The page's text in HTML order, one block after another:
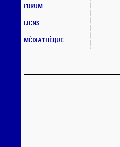
FORUM
LIENS
MÉDIATHÈQUE